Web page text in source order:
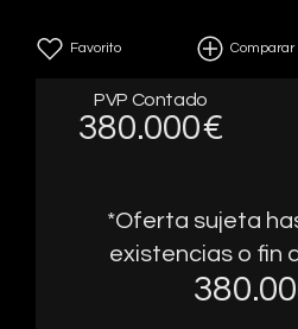
Favorito Comparar
PVP Contado
380.000€
*Oferta sujeta
existencias o fin